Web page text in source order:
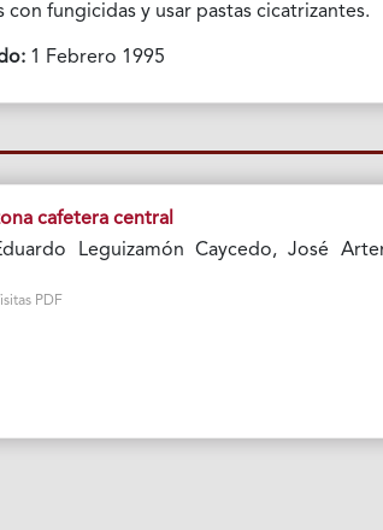
con fungicidas y usar pastas cicatrizantes.
1 Febrero 1995
cafetera central
Leguizamón Caycedo, José
PDF